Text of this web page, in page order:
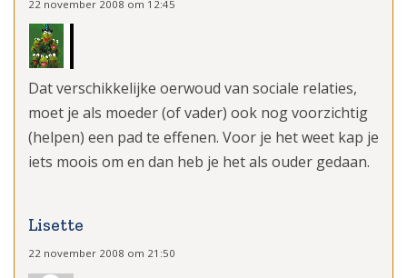
22 november 2008 om 12:45
Dat verschikkelijke oerwoud van sociale relaties,
moet je als moeder (of vader) ook nog voorzichtig
(helpen) een pad te effenen. Voor je het weet kap je
iets moois om en dan heb je het als ouder gedaan.
Lisette
22 november 2008 om 21:50